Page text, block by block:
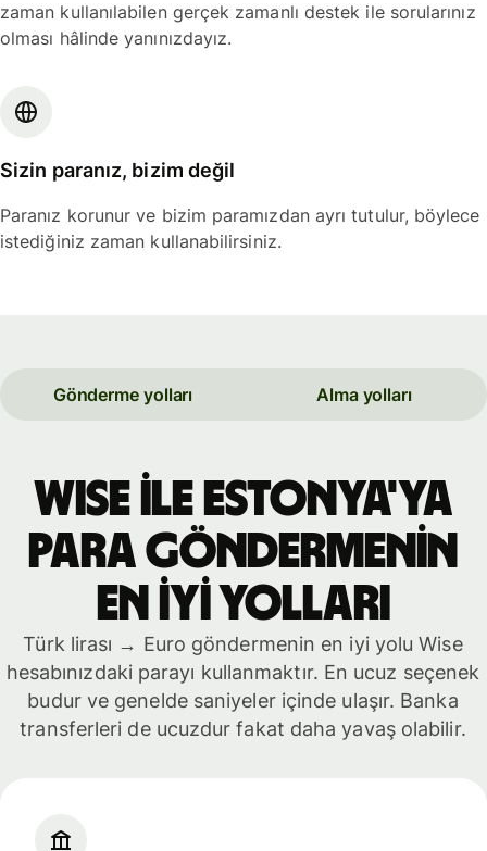
zaman kullanılabilen gerçek zamanlı destek ile sorularınız
olması hâlinde yanınızdayız.
Sizin paranız, bizim değil
Paranız korunur ve bizim paramızdan ayrı tutulur, böylece
istediğiniz zaman kullanabilirsiniz.
Gönderme yolları Alma yolları
WISE İLE Estonya'ya
PARA GÖNDERMENİN
EN İYİ YOLLARI
Türk lirası → Euro göndermenin en iyi yolu Wise
hesabınızdaki parayı kullanmaktır. En ucuz seçenek
budur ve genelde saniyeler içinde ulaşır. Banka
transferleri de ucuzdur fakat daha yavaş olabilir.